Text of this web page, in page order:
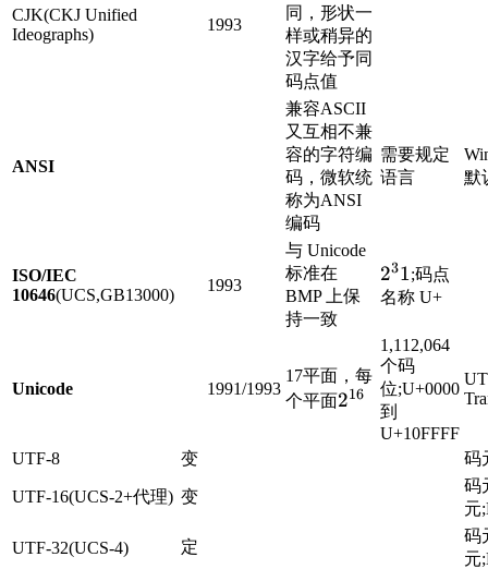
CJK(CKJ Unified
Ideographs)
1993
同，形状一
样或稍异的
汉字给予同
码点值
ANSI
兼容ASCII
又互相不兼
容的字符编
码，微软统
称为ANSI
编码
需要规定
语言
默
ISO/IEC
10646(UCS,GB13000)
1993
与 Unicode
标准在
BMP 上保
持一致
2^31
231;码点
名称 U+
Unicode 1991/1993
17平面，每
个平面2^{16}
216
1,112,064
个码
位;U+0000
到
U+10FFFF
UTF-8 变 码
UTF-16(UCS-2+代理) 变
码
元
UTF-32(UCS-4) 定
码
元